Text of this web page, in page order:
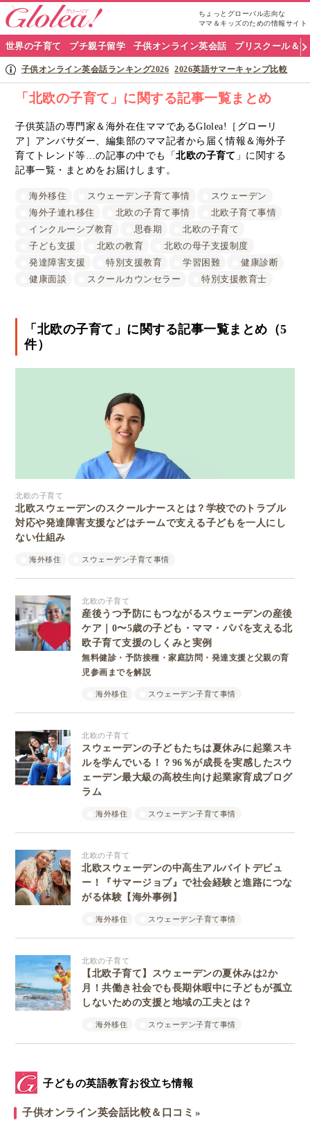
ちょっとグローバル志向な
ママ＆キッズのための情報サイト
グ
ロ
リ
ア
ナ
世界の子育て プチ親子留学 子供オンライン英会話 プリスクール＆
子供オンライン英会話ランキング2026 2026英語サマーキャンプ比較
「北欧の子育て」に関する記事一覧まとめ
子供英語の専門家＆海外在住ママであるGlolea!［グローリ
ア］アンバサダー、編集部のママ記者から届く情報＆海外子
育てトレンド等…の記事の中でも「北欧の子育て 」に関する
記事一覧・まとめをお届けします。
海外移住 スウェーデン子育て事情
スウェーデン
海外子連れ移住
北欧の子育て事情
北欧子育て事情
インクルーシブ教育
思春期
北欧の子育て
子ども支援
北欧の教育
北欧の母子支援制度
発達障害支援
特別支援教育 学習困難
健康診断
健康面談
スクールカウンセラー 特別支援教育士
「北欧の子育て」に関する記事一覧まとめ（5
件）
北欧の子育て
北欧スウェーデンのスクールナースとは？学校でのトラブル
対応や発達障害支援などはチームで支える子どもを一人にし
ない仕組み
海外移住 スウェーデン子育て事情
北欧の子育て
産後うつ予防にもつながるスウェーデンの産後
ケア｜0〜5歳の子ども・ママ・パパを支える北
欧子育て支援のしくみと実例
無料健診・予防接種・家庭訪問・発達支援と父親の育
児参画までを解説
海外移住 スウェーデン子育て事情
北欧の子育て
スウェーデンの子どもたちは夏休みに起業スキ
ルを学んでいる！？96％が成長を実感したスウ
ェーデン最大級の高校生向け起業家育成プログ
ラム
海外移住 スウェーデン子育て事情
北欧の子育て
北欧スウェーデンの中高生アルバイトデビュ
ー！『サマージョブ』で社会経験と進路につな
がる体験【海外事例】
海外移住 スウェーデン子育て事情
北欧の子育て
【北欧子育て】スウェーデンの夏休みは2か
月！共働き社会でも長期休暇中に子どもが孤立
しないための支援と地域の工夫とは？
海外移住 スウェーデン子育て事情
子どもの英語教育お役立ち情報
子供オンライン英会話比較＆口コミ